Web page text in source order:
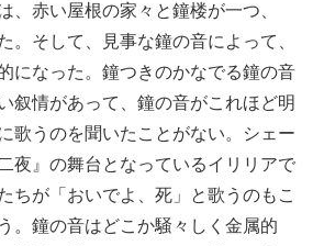
、赤い屋根の家々と鐘楼が一つ、
。そして、見事な鐘の音によって、
になった。鐘つきのかなでる鐘の音
叙情があって、鐘の音がこれほど明
歌うのを聞いたことがない。シェー
夜』の舞台となっているイリリアで
ちが「おいでよ、死」と歌うのもこ
。鐘の音はどこか騒々しく金属的